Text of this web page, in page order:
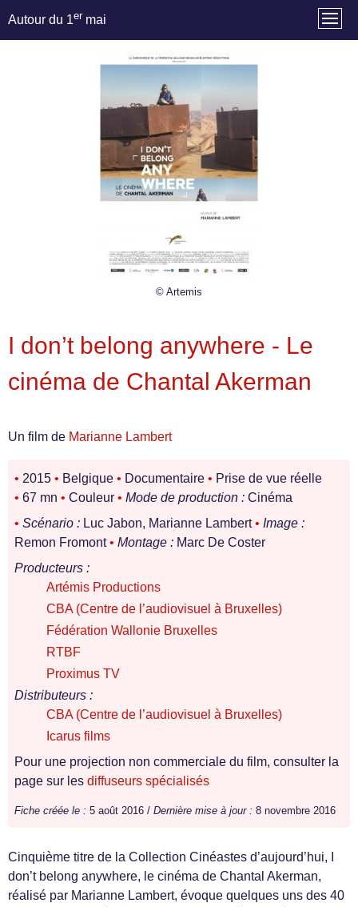
Autour du 1er mai
© Artemis
I don’t belong anywhere - Le
cinéma de Chantal Akerman
Un film de Marianne Lambert
• 2015 • Belgique • Documentaire • Prise de vue réelle
• 67 mn • Couleur • Mode de production : Cinéma
• Scénario : Luc Jabon, Marianne Lambert• Image :
Remon Fromont• Montage : Marc De Coster
Producteurs :
Artémis Productions
CBA (Centre de l’audiovisuel à Bruxelles)
Fédération Wallonie Bruxelles
RTBF
Proximus TV
Distributeurs :
CBA (Centre de l’audiovisuel à Bruxelles)
Icarus films
Pour une projection non commerciale du film, consulter la
page sur les diffuseurs spécialisés
Fiche créée le : 5 août 2016 / Dernière mise à jour : 8 novembre 2016
Cinquième titre de la Collection Cinéastes d’aujourd’hui, I
don’t belong anywhere, le cinéma de Chantal Akerman,
réalisé par Marianne Lambert, évoque quelques uns des 40